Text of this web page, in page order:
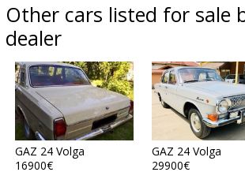
Other cars listed for sale
dealer
GAZ 24 Volga
16900€
GAZ 24 Volga
29900€